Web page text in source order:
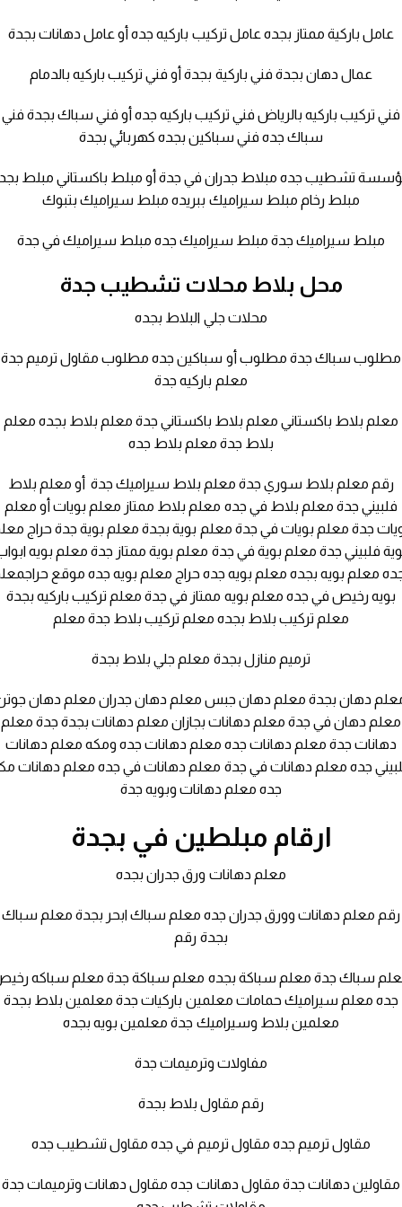
عامل باركية ممتاز بجده عامل تركيب باركيه جده أو عامل دهانات بجدة
عمال دهان بجدة فني باركية بجدة أو فني تركيب باركيه بالدمام
فني تركيب باركيه بالرياض فني تركيب باركيه جده أو فني سباك بجدة فني
سباك جده فني سباكين بجده كهربائي بجدة
تشطيب جده مبلاط جدران في جدة أو مبلط باكستاني مبلط
مبلط رخام مبلط سيراميك ببريده مبلط سيراميك بتبوك
مبلط سيراميك جدة مبلط سيراميك جده مبلط سيراميك في جدة
محل بلاط محلات تشطيب جدة
محلات جلي البلاط بجده
مطلوب سباك جدة مطلوب أو سباكين جده مطلوب مقاول ترميم جدة
معلم باركيه جدة
معلم بلاط باكستاني معلم بلاط باكستاني جدة معلم بلاط بجده معلم
بلاط جدة معلم بلاط جده
رقم معلم بلاط سوري جدة معلم بلاط سيراميك جدة أو معلم بلاط
فلبيني جدة معلم بلاط في جده معلم بلاط ممتاز معلم بويات أو معلم
جدة معلم بويات في جدة معلم بوية بجدة معلم بوية جدة حراج
فلبيني جدة معلم بوية في جدة معلم بوية ممتاز جدة معلم بويه
معلم بويه بجده معلم بويه جده حراج معلم بويه جده موقع
بويه رخيص في جده معلم بويه ممتاز في جدة معلم تركيب باركيه بجدة
معلم تركيب بلاط بجده معلم تركيب بلاط جدة معلم
ترميم منازل بجدة معلم جلي بلاط بجدة
دهان بجدة معلم دهان جبس معلم دهان جدران معلم دهان
معلم دهان في جدة معلم دهانات بجازان معلم دهانات بجدة جدة معلم
دهانات جدة معلم دهانات جده معلم دهانات جده ومكه معلم دهانات
جده معلم دهانات في جدة معلم دهانات في جده معلم دهانات
جده معلم دهانات وبويه جدة
ارقام مبلطين في بجدة
معلم دهانات ورق جدران بجده
رقم معلم دهانات وورق جدران جده معلم سباك ابحر بجدة معلم سباك
بجدة رقم
سباك جدة معلم سباكة بجده معلم سباكة جدة معلم سباكه
جده معلم سيراميك حمامات معلمين باركيات جدة معلمين بلاط بجدة
معلمين بلاط وسيراميك جدة معلمين بويه بجده
مفاولات وترميمات جدة
رقم مقاول بلاط بجدة
مقاول ترميم جده مقاول ترميم في جده مقاول تشطيب جده
مقاولين دهانات جدة مقاول دهانات جده مقاول دهانات وترميمات جدة